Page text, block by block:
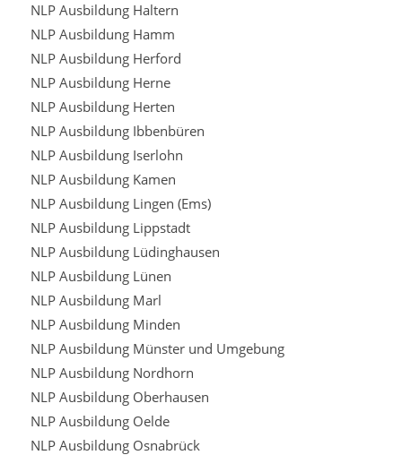
NLP Ausbildung Haltern
NLP Ausbildung Hamm
NLP Ausbildung Herford
NLP Ausbildung Herne
NLP Ausbildung Herten
NLP Ausbildung Ibbenbüren
NLP Ausbildung Iserlohn
NLP Ausbildung Kamen
NLP Ausbildung Lingen (Ems)
NLP Ausbildung Lippstadt
NLP Ausbildung Lüdinghausen
NLP Ausbildung Lünen
NLP Ausbildung Marl
NLP Ausbildung Minden
NLP Ausbildung Münster und Umgebung
NLP Ausbildung Nordhorn
NLP Ausbildung Oberhausen
NLP Ausbildung Oelde
NLP Ausbildung Osnabrück